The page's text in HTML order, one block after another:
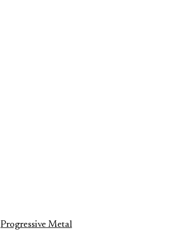
Progressive Metal